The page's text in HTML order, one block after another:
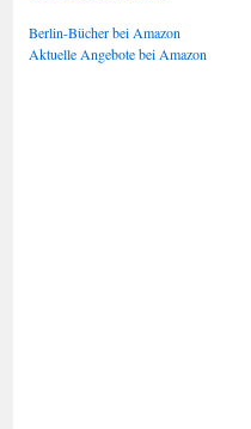
Berlin-Bücher bei Amazon
Aktuelle Angebote bei Amazon